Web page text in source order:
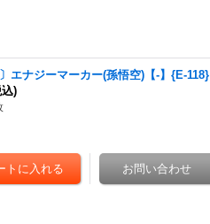
〕エナジーマーカー(孫悟空)【-】{E-118}
)